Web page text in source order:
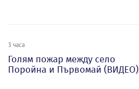
3 часа
Голям пожар между село
Поройна и Първомай (ВИДЕО)